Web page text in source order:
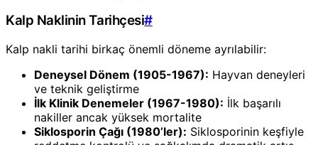
Kalp Naklinin Tarihçesi#
Kalp nakli tarihi birkaç önemli döneme ayrılabilir:
Deneysel Dönem (1905-1967): Hayvan deneyleri
ve teknik geliştirme
İlk Klinik Denemeler (1967-1980): İlk başarılı
nakiller ancak yüksek mortalite
Siklosporin Çağı (1980’ler): Siklosporinin keşfiyle